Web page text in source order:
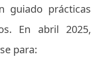
guiado prácticas
En abril 2025,
para: